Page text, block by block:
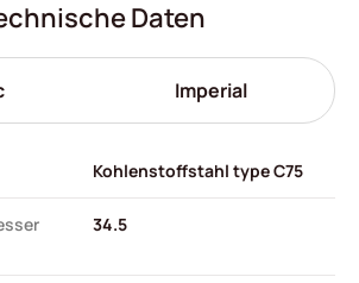
Daten
Imperial
Kohlenstoffstahl type C75
34.5